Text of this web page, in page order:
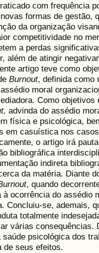
com frequência
formas de gestão,
da organização
competitividade no
a perdas
além de atingir
artigo teve como
Burnout, definida como
moral
Como
advinda do assédio
física e psicológica,
em casuística nos
o artigo irá
bibliográfica
indireta
da matéria. Diante
, quando
à ocorrência do assédio
Concluiu-se, ademais,
totalmente
várias consequências.
psicológica dos
de seus efeitos.